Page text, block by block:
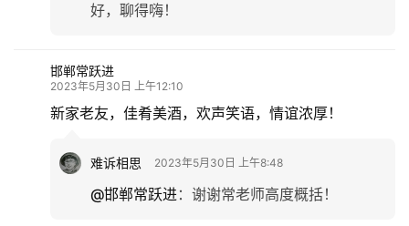
好，聊得嗨！
邯郸常跃进
2023年5月30日 上午12:10
新家老友，佳肴美酒，欢声笑语，情谊浓厚！
难诉相思 2023年5月30日 上午8:48
@邯郸常跃进： 谢谢常老师高度概括！